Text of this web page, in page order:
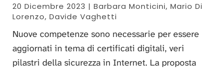
20 Dicembre 2023 | Barbara Monticini, Mario Di
Lorenzo, Davide Vaghetti
Nuove competenze sono necessarie per essere
aggiornati in tema di certificati digitali, veri
pilastri della sicurezza in Internet. La proposta